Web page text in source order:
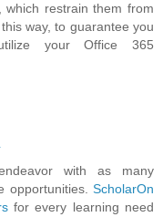
restrain them from
way, to guarantee you
your Office 365
with as many
opportunities. ScholarOn
for every learning need